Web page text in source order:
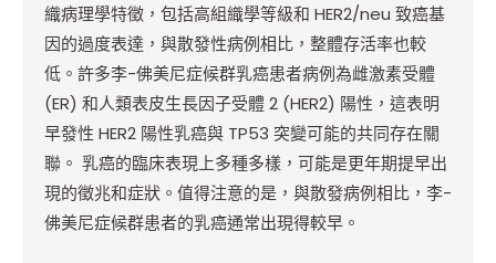
織病理學特徵，包括高組織學等級和 HER2/neu 致癌基
因的過度表達，與散發性病例相比，整體存活率也較
低。許多李-佛美尼症候群乳癌患者病例為雌激素受體
(ER) 和人類表皮生長因子受體 2 (HER2) 陽性，這表明
早發性 HER2 陽性乳癌與 TP53 突變可能的共同存在關
聯。 乳癌的臨床表現上多種多樣，可能是更年期提早出
現的徵兆和症狀。值得注意的是，與散發病例相比，李-
佛美尼症候群患者的乳癌通常出現得較早。